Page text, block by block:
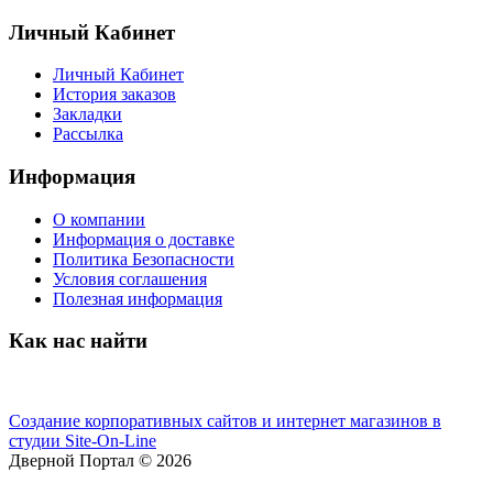
Личный Кабинет
Личный Кабинет
История заказов
Закладки
Рассылка
Информация
О компании
Информация о доставке
Политика Безопасности
Условия соглашения
Полезная информация
Как нас найти
Создание корпоративных сайтов и интернет магазинов в
студии Site-On-Line
Дверной Портал © 2026